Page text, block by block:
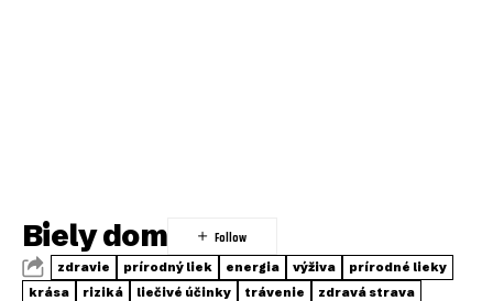
Biely dom
zdravie prírodný liek energia výživa
prírodné lieky
krása
riziká liečivé účinky trávenie
zdravá strava